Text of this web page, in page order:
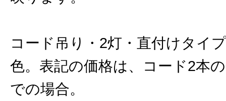
コード吊り・2灯・直付けタイ
色。表記の価格は、コード2本
での場合。